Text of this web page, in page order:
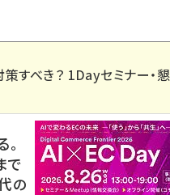
すべき？ 1Dayセミナー・
で
の